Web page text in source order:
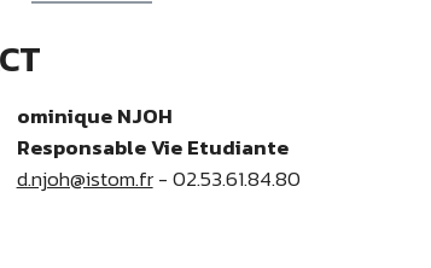
ominique NJOH
Responsable Vie Etudiante
d.njoh@istom.fr- 02.53.61.84.80